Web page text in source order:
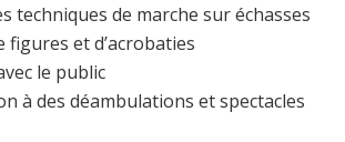
techniques de marche sur échasses
figures et d’acrobaties
le public
à des déambulations et spectacles